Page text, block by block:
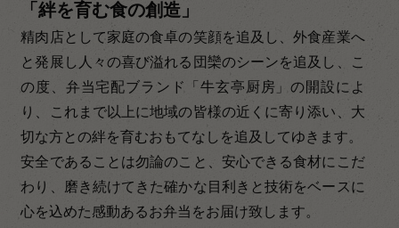
「絆を育む食の創造」
精肉店として家庭の食卓の笑顔を追及し、外食産業へ
と発展し人々の喜び溢れる団欒のシーンを追及し、こ
の度、弁当宅配ブランド「牛玄亭厨房」の開設によ
り、これまで以上に地域の皆様の近くに寄り添い、大
切な方との絆を育むおもてなしを追及してゆきます。
安全であることは勿論のこと、安心できる食材にこだ
わり、磨き続けてきた確かな目利きと技術をベースに
心を込めた感動あるお弁当をお届け致します。